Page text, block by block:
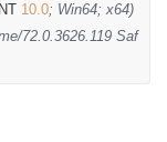
10.0; Win64; x64)
72.0.3626.119 Saf